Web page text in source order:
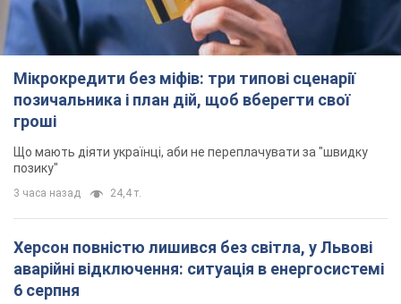
Мікрокредити без міфів: три типові сценарії
позичальника і план дій, щоб вберегти свої
гроші
Що мають діяти українці, аби не переплачувати за "швидку
позику"
3 часа назад 24,4 т.
Херсон повністю лишився без світла, у Львові
аварійні відключення: ситуація в енергосистемі
6 серпня